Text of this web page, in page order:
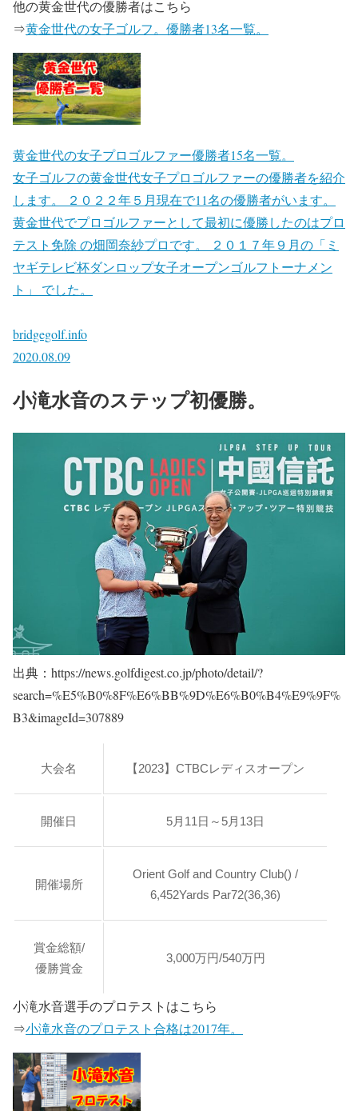
他の黄金世代の優勝者はこちら
⇒黄金世代の女子ゴルフ。優勝者13名一覧。
黄金世代の女子プロゴルファー優勝者15名一覧。
女子ゴルフの黄金世代女子プロゴルファーの優勝者を紹介
します。 ２０２２年５月現在で11名の優勝者がいます。
黄金世代でプロゴルファーとして最初に優勝したのはプロ
テスト免除 の畑岡奈紗プロです。 ２０１７年９月の「ミ
ヤギテレビ杯ダンロップ女子オープンゴルフトーナメン
ト」 でした。
bridgegolf.info
2020.08.09
小滝水音のステップ初優勝。
出典：https://news.golfdigest.co.jp/photo/detail/?
search=%E5%B0%8F%E6%BB%9D%E6%B0%B4%E9%9F%
B3&imageId=307889
大会名 【2023】CTBCレディスオープン
開催日 5月11日～5月13日
開催場所
Orient Golf and Country Club() /
6,452Yards Par72(36,36)
賞金総額/
優勝賞金
3,000万円/540万円
小滝水音選手のプロテストはこちら
⇒小滝水音のプロテスト合格は2017年。